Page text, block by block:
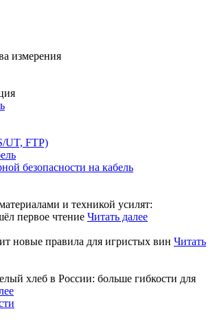
измерения
UT, FTP)
безопасности на кабель
и техникой усилят:
первое чтение Читать далее
новые правила для игристых вин Читать
хлеб в России: больше гибкости для